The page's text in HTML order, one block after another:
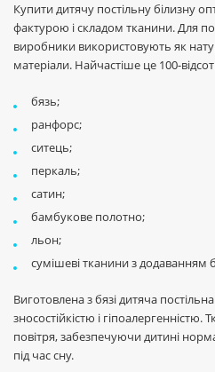
Купити дитячу постільну білизну
фактурою і складом тканини. Для
виробники використовують як
матеріали. Найчастіше це 100-
бязь;
ранфорс;
ситець;
перкаль;
сатин;
бамбукове полотно;
льон;
сумішеві тканини з додаванням
Виготовлена з бязі дитяча
зносостійкістю і
повітря, забезпечуючи дитині
під час сну.